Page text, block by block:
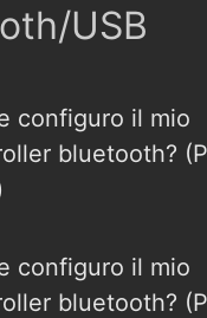
USB
configuro il mio
bluetooth?
configuro il mio
bluetooth?